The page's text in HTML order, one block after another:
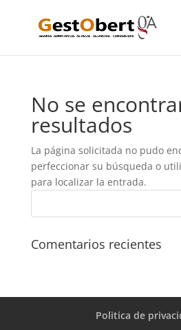
No se
resultados
La página solicitada no pudo
perfeccionar su búsqueda o
para localizar la entrada.
Comentarios recientes
Politica de